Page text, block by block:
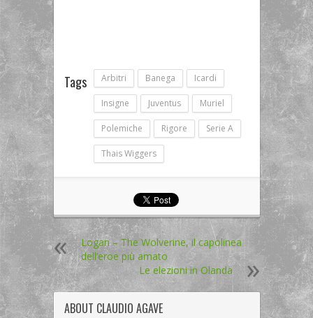
Tags Arbitri Banega Icardi
Insigne Juventus Muriel
Polemiche Rigore Serie A
Thais Wiggers
Logan – The Wolverine, il capolinea
dell’eroe più amato
Le elezioni in Olanda
ABOUT CLAUDIO AGAVE